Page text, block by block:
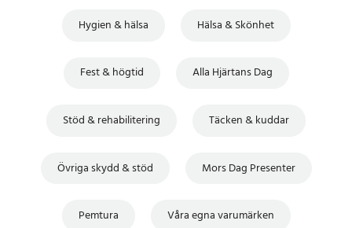
Hygien & hälsa Hälsa & Skönhet
Fest & högtid Alla Hjärtans Dag
Stöd & rehabilitering Täcken & kuddar
Övriga skydd & stöd Mors Dag Presenter
Pemtura Våra egna varumärken